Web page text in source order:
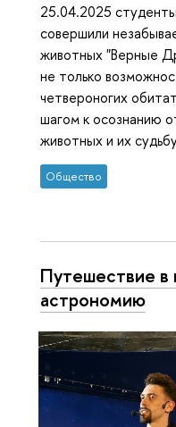
25.04.2025
совершили
животных "Верные
не только
четвероногих
шагом к осознанию
животных и их
Общество
Путешествие в
астрономию